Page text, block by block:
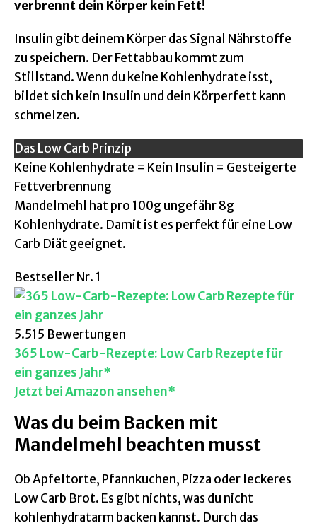
verbrennt dein Körper kein Fett!
Insulin gibt deinem Körper das Signal Nährstoffe
zu speichern. Der Fettabbau kommt zum
Stillstand. Wenn du keine Kohlenhydrate isst,
bildet sich kein Insulin und dein Körperfett kann
schmelzen.
Das Low Carb Prinzip
Keine Kohlenhydrate = Kein Insulin = Gesteigerte
Fettverbrennung
Mandelmehl hat pro 100g ungefähr 8g
Kohlenhydrate. Damit ist es perfekt für eine Low
Carb Diät geeignet.
Bestseller Nr. 1
5.515 Bewertungen
365 Low-Carb-Rezepte: Low Carb Rezepte für
ein ganzes Jahr*
Jetzt bei Amazon ansehen*
Was du beim Backen mit
Mandelmehl beachten musst
Ob Apfeltorte, Pfannkuchen, Pizza oder leckeres
Low Carb Brot. Es gibt nichts, was du nicht
kohlenhydratarm backen kannst. Durch das